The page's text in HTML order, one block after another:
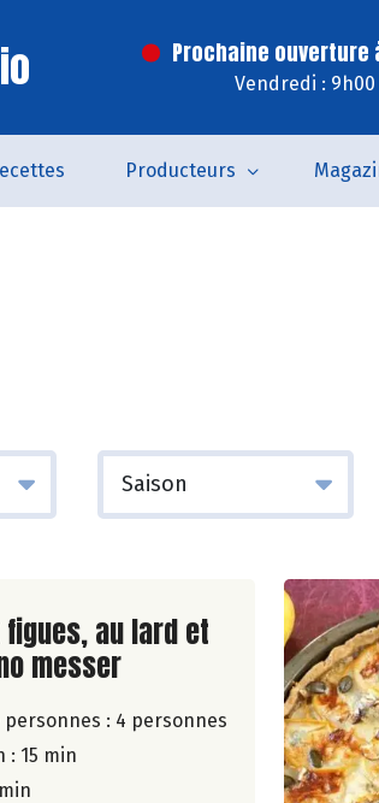
Prochaine ouverture
Vendredi : 9h00
Producteurs
de la recette
figues, au lard et
messer
: 4 personnes
: 15 min